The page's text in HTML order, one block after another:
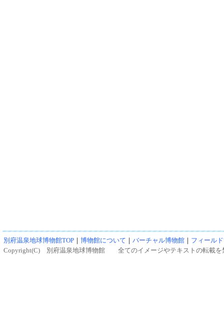
別府温泉地球博物館TOP ｜ 博物館について ｜ バーチャル博物館 ｜ フィール
Copyright(C) 別府温泉地球博物館 全てのイメージやテキストの転載を